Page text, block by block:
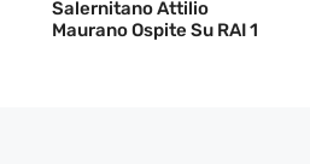
Salernitano Attilio
Maurano Ospite Su RAI 1